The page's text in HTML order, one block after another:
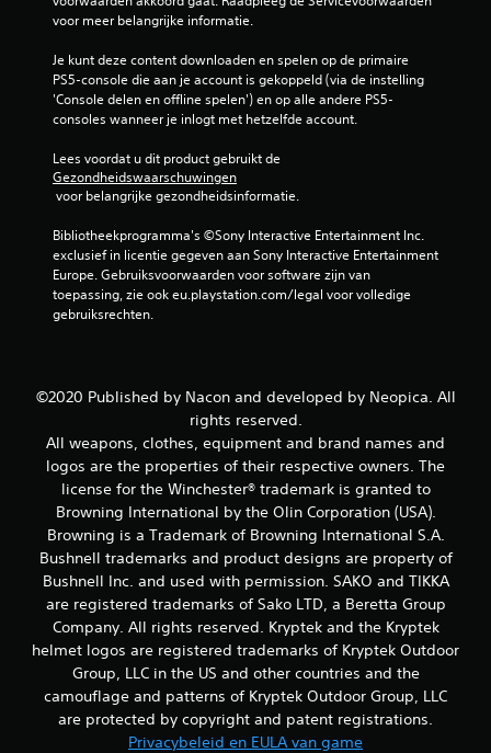
e
n
1
6
b
e
o
o
r
d
e
voor meer belangrijke informatie.
Je kunt deze content downloaden en spelen op de primaire
PS5-console die aan je account is gekoppeld (via de instelling
'Console delen en offline spelen') en op alle andere PS5-
consoles wanneer je inlogt met hetzelfde account.
Lees voordat u dit product gebruikt de
Gezondheidswaarschuwingen
voor belangrijke gezondheidsinformatie.
Bibliotheekprogramma's ©Sony Interactive Entertainment Inc.
exclusief in licentie gegeven aan Sony Interactive Entertainment
Europe. Gebruiksvoorwaarden voor software zijn van
toepassing, zie ook eu.playstation.com/legal voor volledige
gebruiksrechten.
©2020 Published by Nacon and developed by Neopica. All
rights reserved.
All weapons, clothes, equipment and brand names and
logos are the properties of their respective owners. The
license for the Winchester® trademark is granted to
Browning International by the Olin Corporation (USA).
Browning is a Trademark of Browning International S.A.
Bushnell trademarks and product designs are property of
Bushnell Inc. and used with permission. SAKO and TIKKA
are registered trademarks of Sako LTD, a Beretta Group
Company. All rights reserved. Kryptek and the Kryptek
helmet logos are registered trademarks of Kryptek Outdoor
Group, LLC in the US and other countries and the
camouflage and patterns of Kryptek Outdoor Group, LLC
are protected by copyright and patent registrations.
Privacybeleid en EULA van game